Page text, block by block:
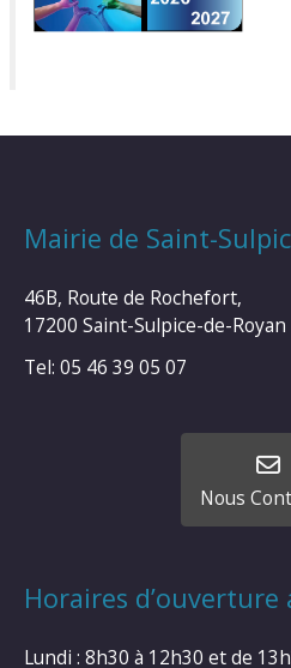
Mairie de Saint-
46B, Route de Rochefort,
17200 Saint-Sulpice-de-Royan
Tel: 05 46 39 05 07
Nous
Horaires d’ouverture
Lundi : 8h30 à 12h30 et de